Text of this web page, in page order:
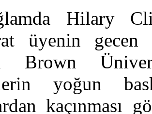
Hilary
üyenin
Brown
yoğun
kaçınması